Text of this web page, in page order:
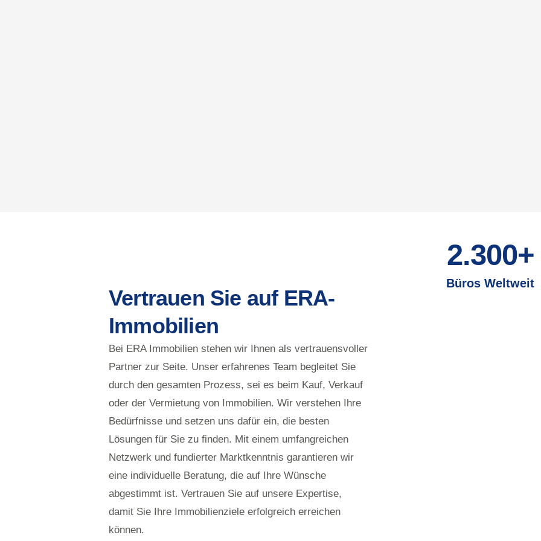
Vertrauen Sie auf ERA-
Immobilien
Bei ERA Immobilien stehen wir Ihnen als vertrauensvoller
Partner zur Seite. Unser erfahrenes Team begleitet Sie
durch den gesamten Prozess, sei es beim Kauf, Verkauf
oder der Vermietung von Immobilien. Wir verstehen Ihre
Bedürfnisse und setzen uns dafür ein, die besten
Lösungen für Sie zu finden. Mit einem umfangreichen
Netzwerk und fundierter Marktkenntnis garantieren wir
eine individuelle Beratung, die auf Ihre Wünsche
abgestimmt ist. Vertrauen Sie auf unsere Expertise,
damit Sie Ihre Immobilienziele erfolgreich erreichen
können.
2.300+
Büros Weltweit